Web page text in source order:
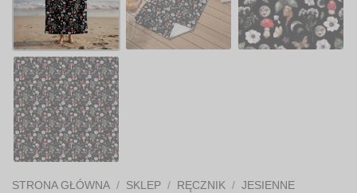
STRONA GŁÓWNA / SKLEP / RĘCZNIK / JESIENNE